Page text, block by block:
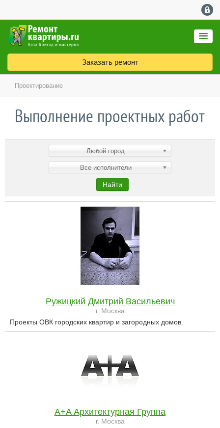
Заказать ремонт
Проектирование
Выполнение проектных работ
Любой город
Все исполнители
Найти
Ружицкий Дмитрий Васильевич
г. Москва
Проекты ОВК городских квартир и загородных домов.
A+A Архитектурная Группа
г. Москва